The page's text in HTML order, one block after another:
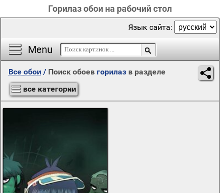
Горилаз обои на рабочий стол
Menu
Язык сайта:
Все обои / Поиск обоев горилаз в разделе
все категории